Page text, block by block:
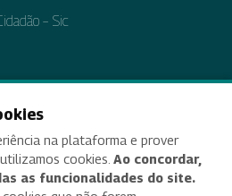
– Sic
Contasna plataforma e prover
cookies. Ao concordar,
as funcionalidades do site.